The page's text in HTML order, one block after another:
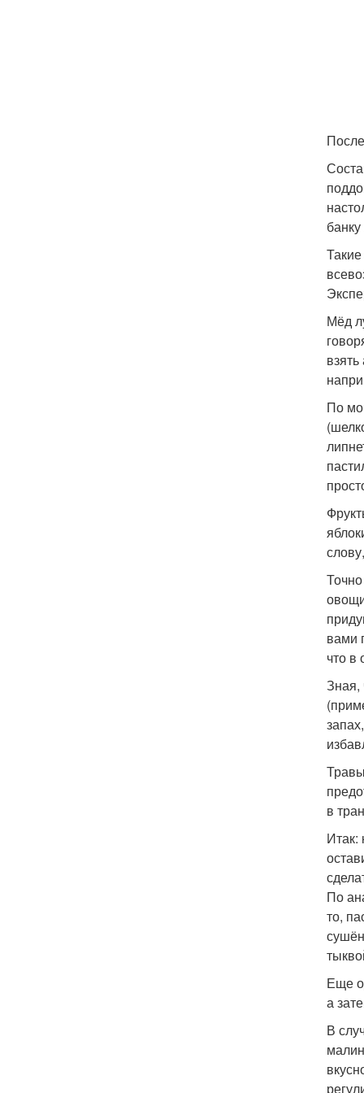
Мёд
По
вами
что в
Зная,
в
Итак:
По
то,
Еще
а
В